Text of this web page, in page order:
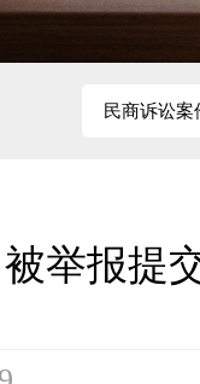
民商诉讼案
举报提